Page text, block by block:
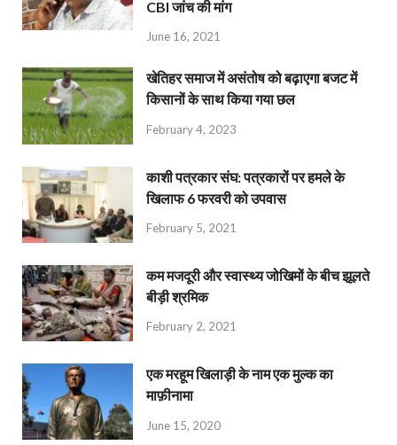
CBI जांच की मांग
June 16, 2021
खेतिहर समाज में असंतोष को बढ़ाएगा बजट में
किसानों के साथ किया गया छल
February 4, 2023
काशी पत्रकार संघ: पत्रकारों पर हमले के
खिलाफ 6 फरवरी को उपवास
February 5, 2021
कम मजदूरी और स्वास्थ्य जोखिमों के बीच झूलते
बीड़ी श्रमिक
February 2, 2021
एक मरहूम खिलाड़ी के नाम एक मुल्क का
माफ़ीनामा
June 15, 2020